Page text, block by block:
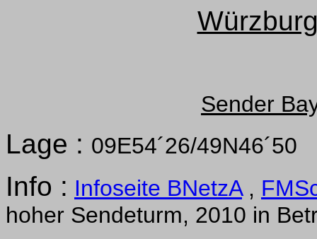
Sender
Lage : 09E54´26/49N46´50
Info : Infoseite BNetzA,
hoher Sendeturm, 2010 in